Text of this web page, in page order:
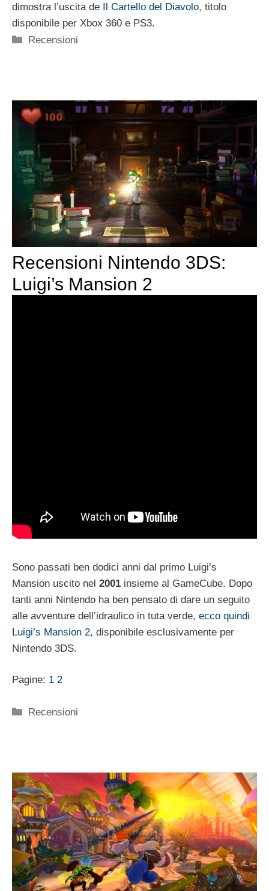
dimostra l’uscita de Il Cartello del Diavolo, titolo
disponibile per Xbox 360 e PS3.
Categorie
Recensioni
Recensioni Nintendo 3DS:
Luigi’s Mansion 2
Sono passati ben dodici anni dal primo Luigi’s
Mansion uscito nel 2001 insieme al GameCube. Dopo
tanti anni Nintendo ha ben pensato di dare un seguito
alle avventure dell’idraulico in tuta verde, ecco quindi
Luigi’s Mansion 2, disponibile esclusivamente per
Nintendo 3DS.
Pagine: 1 2
Categorie
Recensioni